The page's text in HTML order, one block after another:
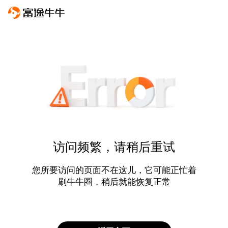
访问频繁，请稍后重试
您所要访问的页面不在这儿，它可能正忙着
刷牛牛圈，稍后就能恢复正常